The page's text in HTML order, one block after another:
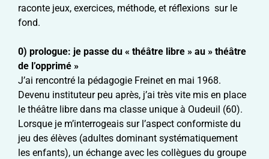
raconte jeux, exercices, méthode, et réflexions sur le
fond.
0) prologue: je passe du « théâtre libre » au » théâtre
de l’opprimé »
J’ai rencontré la pédagogie Freinet en mai 1968.
Devenu instituteur peu après, j’ai très vite mis en place
le théâtre libre dans ma classe unique à Oudeuil (60).
Lorsque je m’interrogeais sur l’aspect conformiste du
jeu des élèves (adultes dominant systématiquement
les enfants), un échange avec les collègues du groupe